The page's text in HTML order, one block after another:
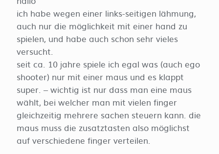
ich habe wegen einer links-seitigen lähmung,
auch nur die möglichkeit mit einer hand zu
spielen, und habe auch schon sehr vieles
versucht.
seit ca. 10 jahre spiele ich egal was (auch ego
shooter) nur mit einer maus und es klappt
super. – wichtig ist nur dass man eine maus
wählt, bei welcher man mit vielen finger
gleichzeitig mehrere sachen steuern kann. die
maus muss die zusatztasten also möglichst
auf verschiedene finger verteilen.